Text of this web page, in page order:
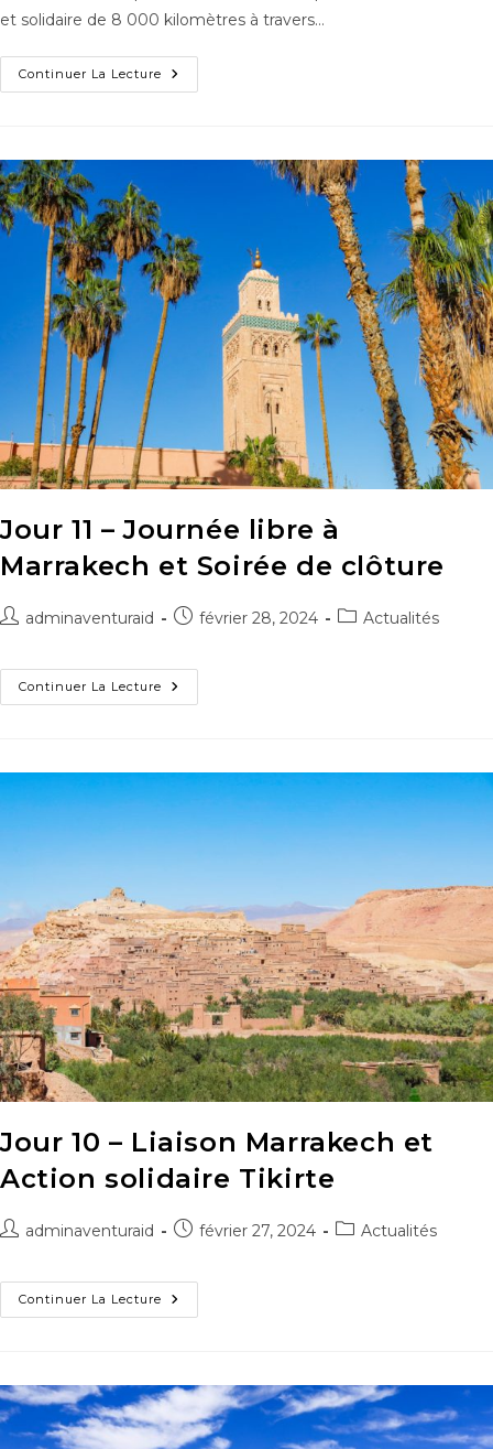
et solidaire de 8 000 kilomètres à travers…
Continuer La Lecture
Jour 11 – Journée libre à
Marrakech et Soirée de clôture
adminaventuraid février 28, 2024 Actualités
Continuer La Lecture
Jour 10 – Liaison Marrakech et
Action solidaire Tikirte
adminaventuraid février 27, 2024 Actualités
Continuer La Lecture